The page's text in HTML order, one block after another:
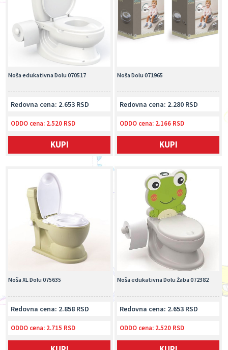
Noša Dolu 071965
Redovna cena: 2.280 RSD
ODDO cena: 2.166 RSD
KUPI
Noša edukativna Dolu 070517
Redovna cena: 2.653 RSD
ODDO cena: 2.520 RSD
KUPI
Noša edukativna Dolu Žaba 072382
Redovna cena: 2.653 RSD
ODDO cena: 2.520 RSD
Noša XL Dolu 075635
Redovna cena: 2.858 RSD
ODDO cena: 2.715 RSD